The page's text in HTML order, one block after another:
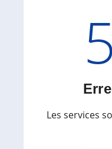
Les services